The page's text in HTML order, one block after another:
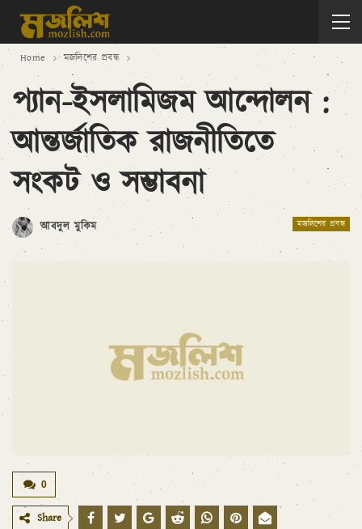
Home মজলিশের প্রবন্ধ
প্যান-ইসলামিজম আন্দোলন :
আন্তর্জাতিক রাজনীতিতে
সংকট ও সম্ভাবনা
মজলিশের প্রবন্ধ
আবদুল মুকিম
0
Share